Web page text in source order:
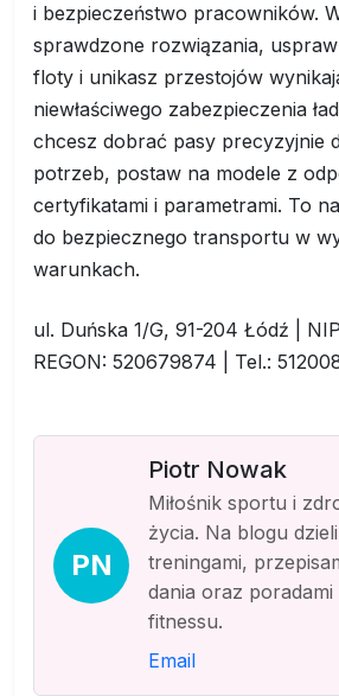
i bezpieczeństwo pracowników.
sprawdzone rozwiązania,
floty i unikasz przestojów
niewłaściwego zabezpieczenia
chcesz dobrać pasy precyzyjnie
potrzeb, postaw na modele z
certyfikatami i parametrami. To
do bezpiecznego transportu w
warunkach.
ul. Duńska 1/G, 91-204 Łódź |
REGON: 520679874 | Tel.:
PN
Piotr Nowak
Miłośnik sportu i
życia. Na blogu
treningami,
dania oraz
fitnessu.
Email